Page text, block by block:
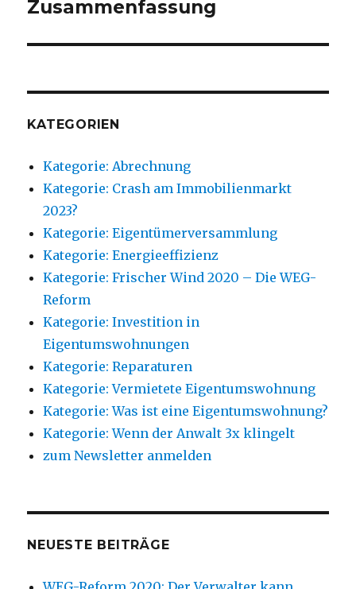
Zusammenfassung
KATEGORIEN
Kategorie: Abrechnung
Kategorie: Crash am Immobilienmarkt
2023?
Kategorie: Eigentümerversammlung
Kategorie: Energieeffizienz
Kategorie: Frischer Wind 2020 – Die WEG-
Reform
Kategorie: Investition in
Eigentumswohnungen
Kategorie: Reparaturen
Kategorie: Vermietete Eigentumswohnung
Kategorie: Was ist eine Eigentumswohnung?
Kategorie: Wenn der Anwalt 3x klingelt
zum Newsletter anmelden
NEUESTE BEITRÄGE